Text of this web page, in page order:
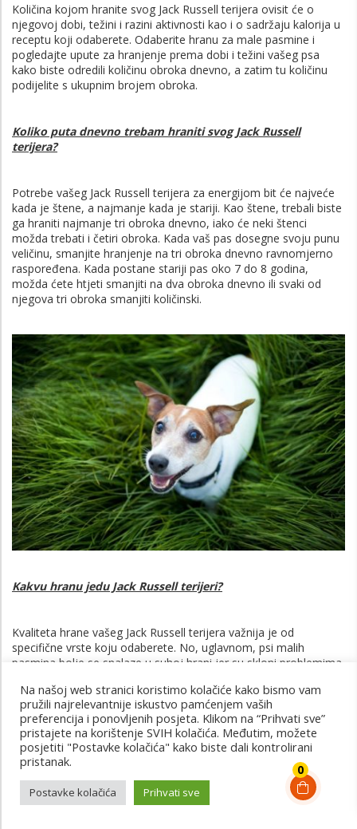
0
Količina kojom hranite svog Jack Russell terijera ovisit će o
njegovoj dobi, težini i razini aktivnosti kao i o sadržaju kalorija u
receptu koji odaberete. Odaberite hranu za male pasmine i
pogledajte upute za hranjenje prema dobi i težini vašeg psa
kako biste odredili količinu obroka dnevno, a zatim tu količinu
podijelite s ukupnim brojem obroka.
Koliko puta dnevno trebam hraniti svog Jack Russell
terijera?
Potrebe vašeg Jack Russell terijera za energijom bit će najveće
kada je štene, a najmanje kada je stariji. Kao štene, trebali biste
ga hraniti najmanje tri obroka dnevno, iako će neki štenci
možda trebati i četiri obroka. Kada vaš pas dosegne svoju punu
veličinu, smanjite hranjenje na tri obroka dnevno ravnomjerno
raspoređena. Kada postane stariji pas oko 7 do 8 godina,
možda ćete htjeti smanjiti na dva obroka dnevno ili svaki od
njegova tri obroka smanjiti količinski.
Kakvu hranu jedu Jack Russell terijeri?
Kvaliteta hrane vašeg Jack Russell terijera važnija je od
specifične vrste koju odaberete. No, uglavnom, psi malih
pasmina bolje se snalaze u suhoj hrani jer su skloni problemima
sa psećih zuba. Međutim, ako želite hraniti svog psa najboljom
opcijom, dehidrirana ili zamrznuta formula mogla bi biti pravi
način – ili biste zaista mogli ići do kraja s prehranom sa svježom
hranom. Samo provjerite je li recept napravljen sa zdravim
prirodnim sastojcima i pravilno formuliran kako bi zadovoljio
potrebe vašeg psa.
Na našoj web stranici koristimo kolačiće kako bismo vam
pružili najrelevantnije iskustvo pamćenjem vaših
preferencija i ponovljenih posjeta. Klikom na “Prihvati sve”
pristajete na korištenje SVIH kolačića. Međutim, možete
posjetiti "Postavke kolačića" kako biste dali kontrolirani
pristanak.
Postavke kolačića Prihvati sve